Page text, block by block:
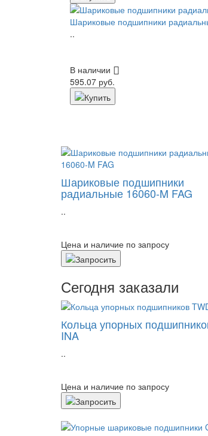
Шариковые подшипники
..
В наличии
595.07 руб.
Шариковые подшипники
радиальные 16060-M FAG
..
Цена и наличие по запросу
Сегодня заказали
Кольца упорных
INA
..
Цена и наличие по запросу